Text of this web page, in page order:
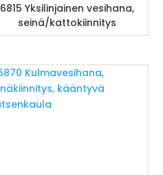
6815 Yksilinjainen vesihana,
seinä/kattokiinnitys